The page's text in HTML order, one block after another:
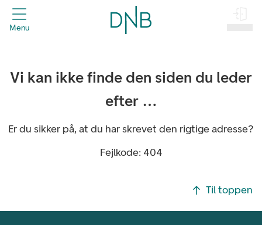
header.title
Menu
Vi kan ikke finde den siden du leder
efter …
Er du sikker på, at du har skrevet den rigtige adresse?
Fejlkode: 404
Til toppen